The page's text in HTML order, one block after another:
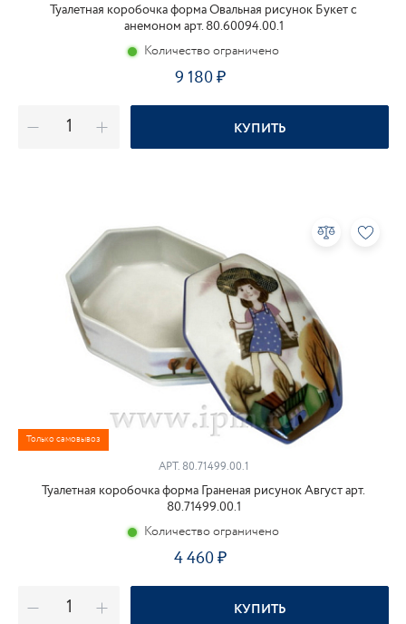
Туалетная коробочка форма Овальная рисунок Букет с
анемоном арт. 80.60094.00.1
Количество ограничено
9 180
КУПИТЬ
Только самовывоз
АРТ.80.71499.00.1
Туалетная коробочка форма Граненая рисунок Август арт.
80.71499.00.1
Количество ограничено
4 460
КУПИТЬ